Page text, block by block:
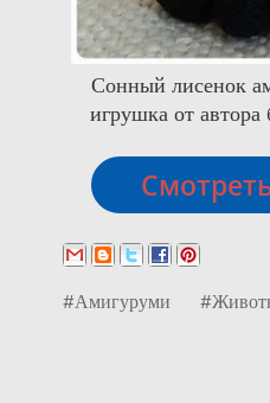
Сонный лисенок
игрушка от
#Амигуруми